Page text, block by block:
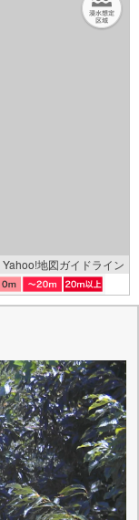
Yahoo!地図ガイドライン